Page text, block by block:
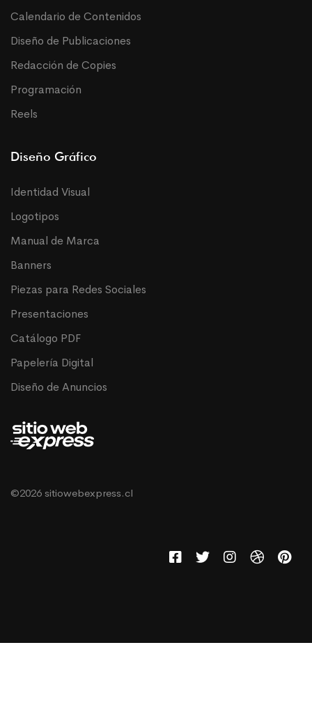
Calendario de Contenidos
Diseño de Publicaciones
Redacción de Copies
Programación
Reels
Diseño Gráfico
Identidad Visual
Logotipos
Manual de Marca
Banners
Piezas para Redes Sociales
Presentaciones
Catálogo PDF
Papelería Digital
Diseño de Anuncios
©2026 sitiowebexpress.cl